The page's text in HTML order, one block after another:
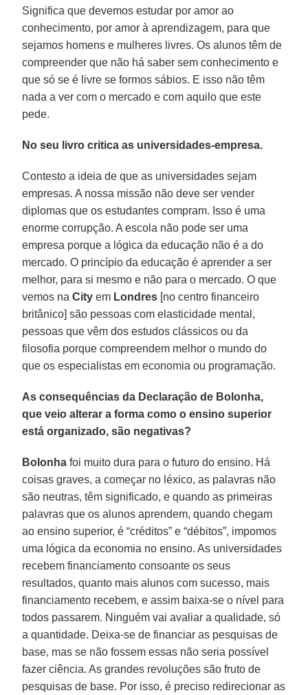
Significa que devemos estudar por amor ao
conhecimento, por amor à aprendizagem, para que
sejamos homens e mulheres livres. Os alunos têm de
compreender que não há saber sem conhecimento e
que só se é livre se formos sábios. E isso não têm
nada a ver com o mercado e com aquilo que este
pede.
No seu livro critica as universidades-empresa.
Contesto a ideia de que as universidades sejam
empresas. A nossa missão não deve ser vender
diplomas que os estudantes compram. Isso é uma
enorme corrupção. A escola não pode ser uma
empresa porque a lógica da educação não é a do
mercado. O princípio da educação é aprender a ser
melhor, para si mesmo e não para o mercado. O que
vemos naCity em Londres [no centro financeiro
britânico] são pessoas com elasticidade mental,
pessoas que vêm dos estudos clássicos ou da
filosofia porque compreendem melhor o mundo do
que os especialistas em economia ou programação.
As consequências da Declaração de Bolonha,
que veio alterar a forma como o ensino superior
está organizado, são negativas?
Bolonha foi muito dura para o futuro do ensino. Há
coisas graves, a começar no léxico, as palavras não
são neutras, têm significado, e quando as primeiras
palavras que os alunos aprendem, quando chegam
ao ensino superior, é “créditos” e “débitos”, impomos
uma lógica da economia no ensino. As universidades
recebem financiamento consoante os seus
resultados, quanto mais alunos com sucesso, mais
financiamento recebem, e assim baixa-se o nível para
todos passarem. Ninguém vai avaliar a qualidade, só
a quantidade. Deixa-se de financiar as pesquisas de
base, mas se não fossem essas não seria possível
fazer ciência. As grandes revoluções são fruto de
pesquisas de base. Por isso, é preciso redirecionar as